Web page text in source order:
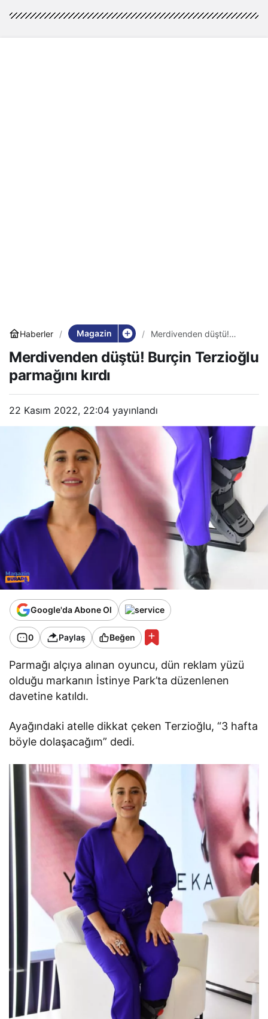
Haberler Magazin
Merdivenden düştü!
parmağını kırdı
Merdivenden düştü! Burçin Terzioğlu
parmağını kırdı
22 Kasım 2022, 22:04 yayınlandı
Google'da Abone Ol
0 Paylaş Beğen
Parmağı alçıya alınan oyuncu, dün reklam yüzü
olduğu markanın İstinye Park’ta düzenlenen
davetine katıldı.
Ayağındaki atelle dikkat çeken Terzioğlu, “3 hafta
böyle dolaşacağım” dedi.